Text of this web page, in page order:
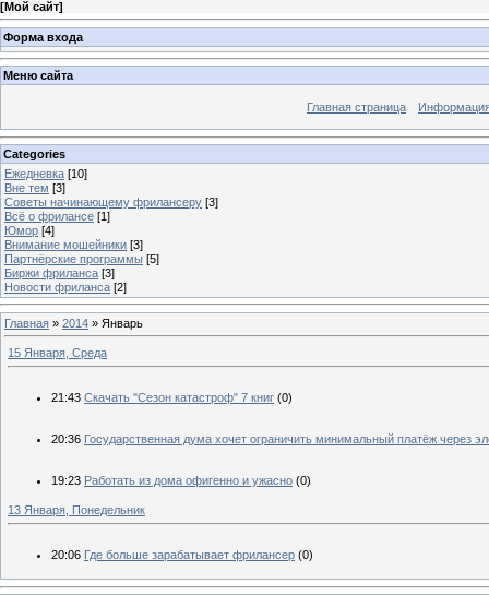
[Мой сайт]
Форма входа
Меню сайта
Главная страница
Categories
Ежедневка [10]
Вне тем [3]
Советы начинающему фрилансеру [3]
Всё о фрилансе [1]
Юмор [4]
Внимание мошейники [3]
Партнёрские программы [5]
Биржи фриланса [3]
Новости фриланса [2]
Главная » 2014 » Январь
15 Января, Среда
21:43 Скачать "Сезон катастроф" 7 книг (0)
20:36 Государственная дума хочет ограничить минимальный платёж через
19:23 Работать из дома офигенно и ужасно (0)
13 Января, Понедельник
20:06 Где больше зарабатывает фрилансер (0)